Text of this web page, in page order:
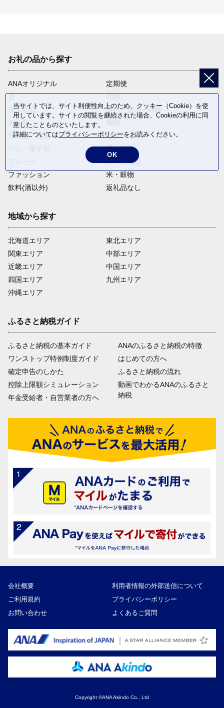
お礼の品から探す
ANAオリジナル
定期便
加工食品
旅行・宿泊・体験
魚介類
日用品・雑貨
野菜
電化製品
卵・乳製品
ファッション
米・穀物
飲料(酒以外)
返礼品なし
地域から探す
北海道エリア
関東エリア
近畿エリア
四国エリア
沖縄エリア
東北エリア
中部エリア
中国エリア
九州エリア
ふるさと納税ガイド
ふるさと納税の基本ガイド
ワンストップ特例制度ガイド
確定申告のしかた
控除上限額シミュレーション
年金受給者・自営業者の方へ
ANAのふるさと納税の特徴
はじめての方へ
ふるさと納税の流れ
動画でわかるANAのふるさと
納税
会社概要
利用者情報の外部送信について
ご利用規約
プライバシーポリシー
お問い合わせ
よくあるご質問
Copyright ©ANA Akindo Co., Ltd
当サイトでは、サイト利便性向上のため、クッキー（Cookie）を使
用しています。サイトの閲覧を継続された場合、Cookieの利用に同
意したことものといたします。
詳細についてはプライバシーポリシーをお読みください。
OK